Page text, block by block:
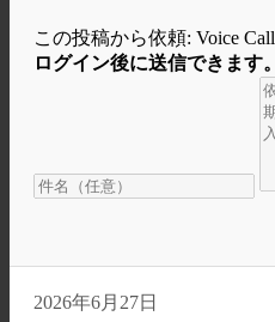
この投稿から依頼: Voice
ログイン後に送信できます。
2026年6月27日